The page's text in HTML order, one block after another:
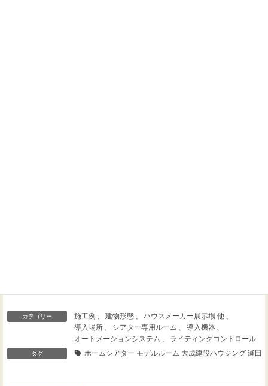
カテゴリー 施工例 、 建物形態 、 ハウスメーカー展示場 他 、
導入場所 、 シアター専用ルーム 、 導入機器 、
オートメーションシステム 、 ライティングコントロール
タグ ホームシアター モデルルーム 大成建設ハウジング 瀬田